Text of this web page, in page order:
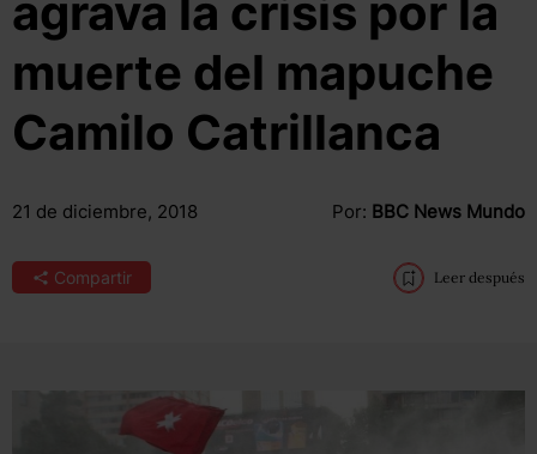
agrava la crisis por la
muerte del mapuche
Camilo Catrillanca
21 de diciembre, 2018 Por: BBC News Mundo
Compartir Leer después